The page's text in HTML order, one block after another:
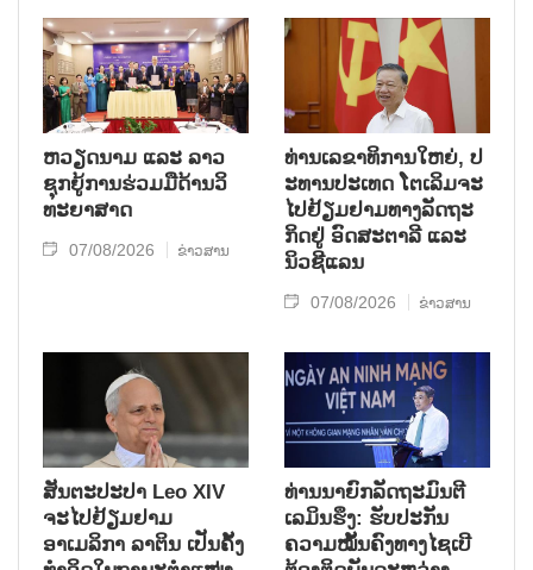
ຫວຽດ​ນາມ ແລະ ລາວ​
ຊຸກ​ຍູ້​ການ​ຮ່ວມ​ມື​ດ້ານວ​ິ​
ທະ​ຍາ​ສາດ
07/08/2026 ຂ່າວສານ
ທ່ານ​ເລ​ຂາ​ທິ​ການ​ໃຫຍ່, ປ​
ະ​ທານ​ປະ​ເທດ ໂຕ​ເລິມ​ຈະ​
ໄປ​ຢ້ຽມ​ຢາມ​ທາງ​ລັດ​ຖະ​
ກິດ​ຢູ່ ອົດ​ສະ​ຕາ​ລີ ແລະ
ນິວ​ຊີ​ແລນ
07/08/2026 ຂ່າວສານ
ສັນຕະປະປາ Leo XIV
ຈະໄປຢ້ຽມຢາມ
ອາເມລິກາ ລາຕິນ ເປັນຄັ້ງ
ທ່ານນາຍົກລັດຖະມົນຕີ
ເລມິນຮຶງ: ຮັບປະກັນ
ຄວາມໝັ້ນຄົງທາງໄຊເບີ